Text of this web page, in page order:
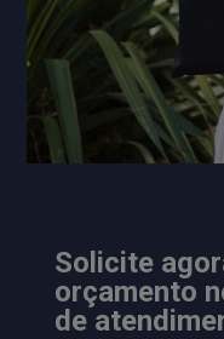
Solicite
orçamento
de